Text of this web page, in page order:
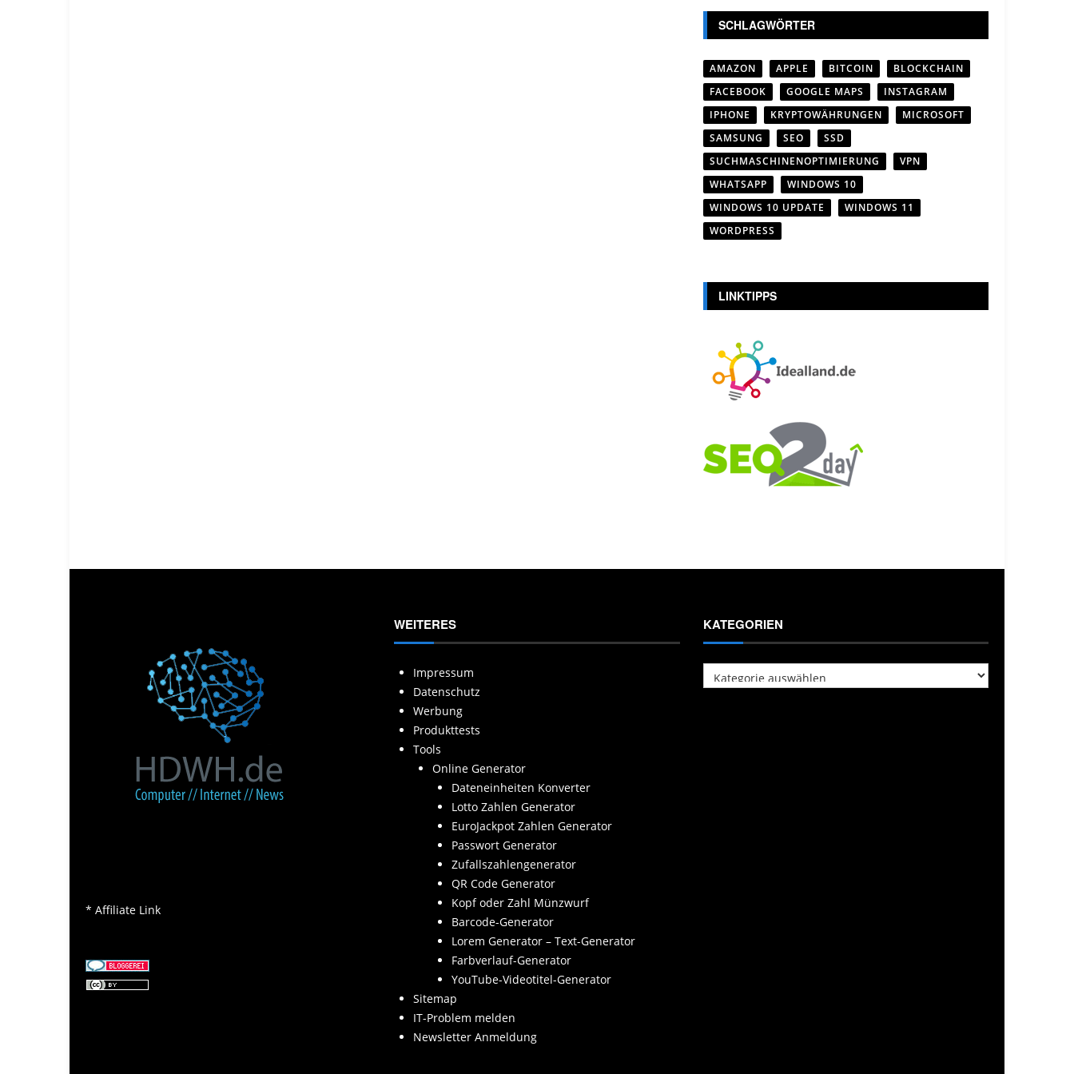
SCHLAGWÖRTER
AMAZON APPLE BITCOIN
BLOCKCHAIN
FACEBOOK
GOOGLE MAPS
INSTAGRAM
IPHONE
KRYPTOWÄHRUNGEN
MICROSOFT
SAMSUNG
SEO
SSD
SUCHMASCHINENOPTIMIERUNG
VPN
WHATSAPP
WINDOWS 10
WINDOWS 10 UPDATE
WINDOWS 11
WORDPRESS
LINKTIPPS
* Affiliate Link
WEITERES
Impressum
Datenschutz
Werbung
Produkttests
Tools
Online Generator
Dateneinheiten Konverter
Lotto Zahlen Generator
EuroJackpot Zahlen Generator
Passwort Generator
Zufallszahlengenerator
QR Code Generator
Kopf oder Zahl Münzwurf
Barcode-Generator
Lorem Generator – Text-Generator
Farbverlauf-Generator
YouTube-Videotitel-Generator
Sitemap
IT-Problem melden
Newsletter Anmeldung
KATEGORIEN
Kategorien